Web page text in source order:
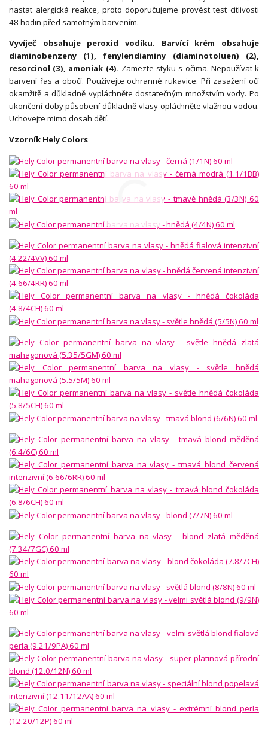
nastat alergická reakce, proto doporučujeme provést test citlivosti
48 hodin před samotným barvením.
Vyvíječ obsahuje peroxid vodíku. Barvící krém obsahuje
diaminobenzeny (1), fenylendiaminy (diaminotoluen) (2),
resorcinol (3), amoniak (4). Zamezte styku s očima. Nepoužívat k
barvení řas a obočí. Používejte ochranné rukavice. Při zasažení očí
okamžitě a důkladně vypláchněte dostatečným množstvím vody. Po
ukončení doby působení důkladně vlasy opláchněte vlažnou vodou.
Uchovejte mimo dosah dětí.
Vzorník Hely Colors